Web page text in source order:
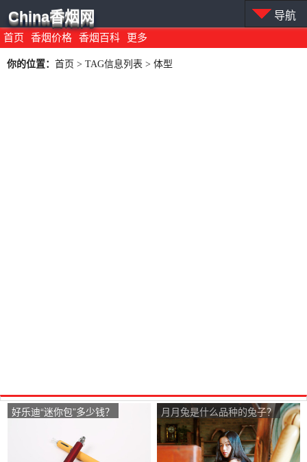
首页 香烟价格 香烟百科 更多
China香烟网 导航
你的位置： 首页 > TAG信息列表 > 体型
好乐迪“迷你包”多少钱？ 月月兔是什么品种的兔子？